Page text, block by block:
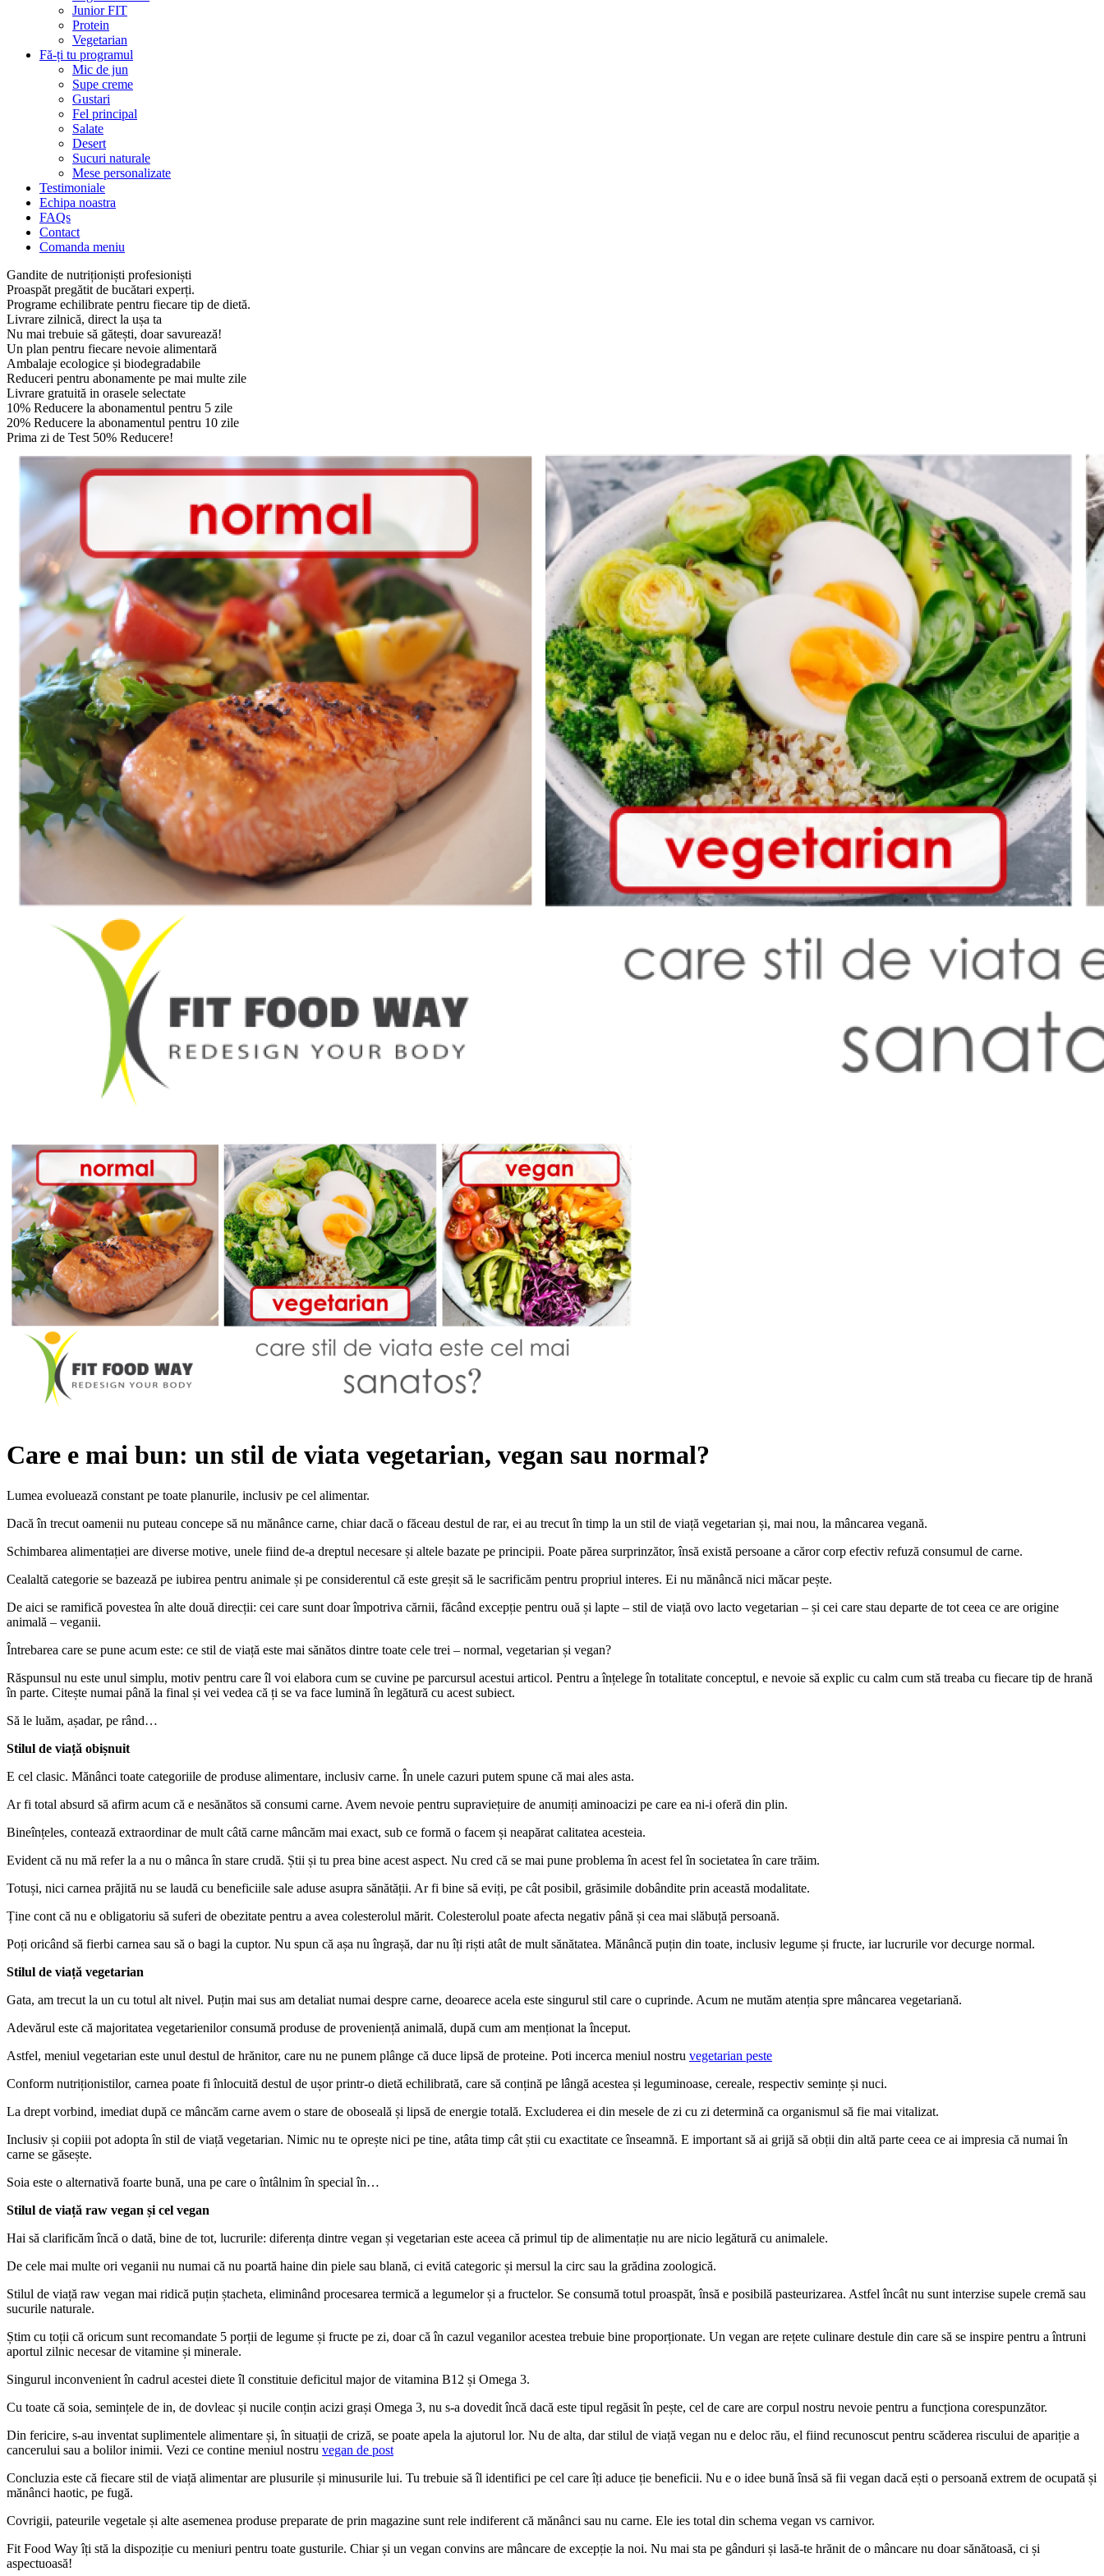
Junior FIT
Protein
Vegetarian
Fă-ți tu programul
Mic de jun
Supe creme
Gustari
Fel principal
Salate
Desert
Sucuri naturale
Mese personalizate
Testimoniale
Echipa noastra
FAQs
Contact
Comanda meniu
Gandite de nutriționiști profesioniști
Proaspăt pregătit de bucătari experți.
Programe echilibrate pentru fiecare tip de dietă.
Livrare zilnică, direct la ușa ta
Nu mai trebuie să gătești, doar savurează!
Un plan pentru fiecare nevoie alimentară
Ambalaje ecologice și biodegradabile
Reduceri pentru abonamente pe mai multe zile
Livrare gratuită in orasele selectate
10% Reducere la abonamentul pentru 5 zile
20% Reducere la abonamentul pentru 10 zile
Prima zi de Test 50% Reducere!
Care e mai bun: un stil de viata vegetarian, vegan sau normal?
Lumea evoluează constant pe toate planurile, inclusiv pe cel alimentar.
Dacă în trecut oamenii nu puteau concepe să nu mănânce carne, chiar dacă o făceau destul de rar, ei au trecut în timp la un stil de viață vegetarian și, mai nou, la mâncarea vegană.
Schimbarea alimentației are diverse motive, unele fiind de-a dreptul necesare și altele bazate pe principii. Poate părea surprinzător, însă există persoane a căror corp efectiv refuză consumul de carne.
Cealaltă categorie se bazează pe iubirea pentru animale și pe considerentul că este greșit să le sacrificăm pentru propriul interes. Ei nu mănâncă nici măcar pește.
De aici se ramifică povestea în alte două direcții: cei care sunt doar împotriva cărnii, făcând excepție pentru ouă și lapte – stil de viață ovo lacto vegetarian – și cei care stau departe de tot ceea ce are origine
animală – veganii.
Întrebarea care se pune acum este: ce stil de viață este mai sănătos dintre toate cele trei – normal, vegetarian și vegan?
Răspunsul nu este unul simplu, motiv pentru care îl voi elabora cum se cuvine pe parcursul acestui articol. Pentru a înțelege în totalitate conceptul, e nevoie să explic cu calm cum stă treaba cu fiecare tip de hrană
în parte. Citește numai până la final și vei vedea că ți se va face lumină în legătură cu acest subiect.
Să le luăm, așadar, pe rând…
Stilul de viață obișnuit
E cel clasic. Mănânci toate categoriile de produse alimentare, inclusiv carne. În unele cazuri putem spune că mai ales asta.
Ar fi total absurd să afirm acum că e nesănătos să consumi carne. Avem nevoie pentru supraviețuire de anumiți aminoacizi pe care ea ni-i oferă din plin.
Bineînțeles, contează extraordinar de mult câtă carne mâncăm mai exact, sub ce formă o facem și neapărat calitatea acesteia.
Evident că nu mă refer la a nu o mânca în stare crudă. Știi și tu prea bine acest aspect. Nu cred că se mai pune problema în acest fel în societatea în care trăim.
Totuși, nici carnea prăjită nu se laudă cu beneficiile sale aduse asupra sănătății. Ar fi bine să eviți, pe cât posibil, grăsimile dobândite prin această modalitate.
Ține cont că nu e obligatoriu să suferi de obezitate pentru a avea colesterolul mărit. Colesterolul poate afecta negativ până și cea mai slăbuță persoană.
Poți oricând să fierbi carnea sau să o bagi la cuptor. Nu spun că așa nu îngrașă, dar nu îți riști atât de mult sănătatea. Mănâncă puțin din toate, inclusiv legume și fructe, iar lucrurile vor decurge normal.
Stilul de viață vegetarian
Gata, am trecut la un cu totul alt nivel. Puțin mai sus am detaliat numai despre carne, deoarece acela este singurul stil care o cuprinde. Acum ne mutăm atenția spre mâncarea vegetariană.
Adevărul este că majoritatea vegetarienilor consumă produse de proveniență animală, după cum am menționat la început.
Astfel, meniul vegetarian este unul destul de hrănitor, care nu ne punem plânge că duce lipsă de proteine. Poti incerca meniul nostru vegetarian peste
Conform nutriționistilor, carnea poate fi înlocuită destul de ușor printr-o dietă echilibrată, care să conțină pe lângă acestea și leguminoase, cereale, respectiv semințe și nuci.
La drept vorbind, imediat după ce mâncăm carne avem o stare de oboseală și lipsă de energie totală. Excluderea ei din mesele de zi cu zi determină ca organismul să fie mai vitalizat.
Inclusiv și copiii pot adopta în stil de viață vegetarian. Nimic nu te oprește nici pe tine, atâta timp cât știi cu exactitate ce înseamnă. E important să ai grijă să obții din altă parte ceea ce ai impresia că numai în
carne se găsește.
Soia este o alternativă foarte bună, una pe care o întâlnim în special în…
Stilul de viață raw vegan și cel vegan
Hai să clarificăm încă o dată, bine de tot, lucrurile: diferența dintre vegan și vegetarian este aceea că primul tip de alimentație nu are nicio legătură cu animalele.
De cele mai multe ori veganii nu numai că nu poartă haine din piele sau blană, ci evită categoric și mersul la circ sau la grădina zoologică.
Stilul de viață raw vegan mai ridică puțin ștacheta, eliminând procesarea termică a legumelor și a fructelor. Se consumă totul proaspăt, însă e posibilă pasteurizarea. Astfel încât nu sunt interzise supele cremă sau
sucurile naturale.
Știm cu toții că oricum sunt recomandate 5 porții de legume și fructe pe zi, doar că în cazul veganilor acestea trebuie bine proporționate. Un vegan are rețete culinare destule din care să se inspire pentru a întruni
aportul zilnic necesar de vitamine și minerale.
Singurul inconvenient în cadrul acestei diete îl constituie deficitul major de vitamina B12 și Omega 3.
Cu toate că soia, semințele de in, de dovleac și nucile conțin acizi grași Omega 3, nu s-a dovedit încă dacă este tipul regăsit în pește, cel de care are corpul nostru nevoie pentru a funcționa corespunzător.
Din fericire, s-au inventat suplimentele alimentare și, în situații de criză, se poate apela la ajutorul lor. Nu de alta, dar stilul de viață vegan nu e deloc rău, el fiind recunoscut pentru scăderea riscului de apariție a
cancerului sau a bolilor inimii. Vezi ce contine meniul nostru vegan de post
Concluzia este că fiecare stil de viață alimentar are plusurile și minusurile lui. Tu trebuie să îl identifici pe cel care îți aduce ție beneficii. Nu e o idee bună însă să fii vegan dacă ești o persoană extrem de ocupată și
mănânci haotic, pe fugă.
Covrigii, pateurile vegetale și alte asemenea produse preparate de prin magazine sunt rele indiferent că mănânci sau nu carne. Ele ies total din schema vegan vs carnivor.
Fit Food Way îți stă la dispoziție cu meniuri pentru toate gusturile. Chiar și un vegan convins are mâncare de excepție la noi. Nu mai sta pe gânduri și lasă-te hrănit de o mâncare nu doar sănătoasă, ci și
aspectuoasă!